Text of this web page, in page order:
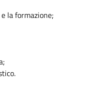
la formazione;